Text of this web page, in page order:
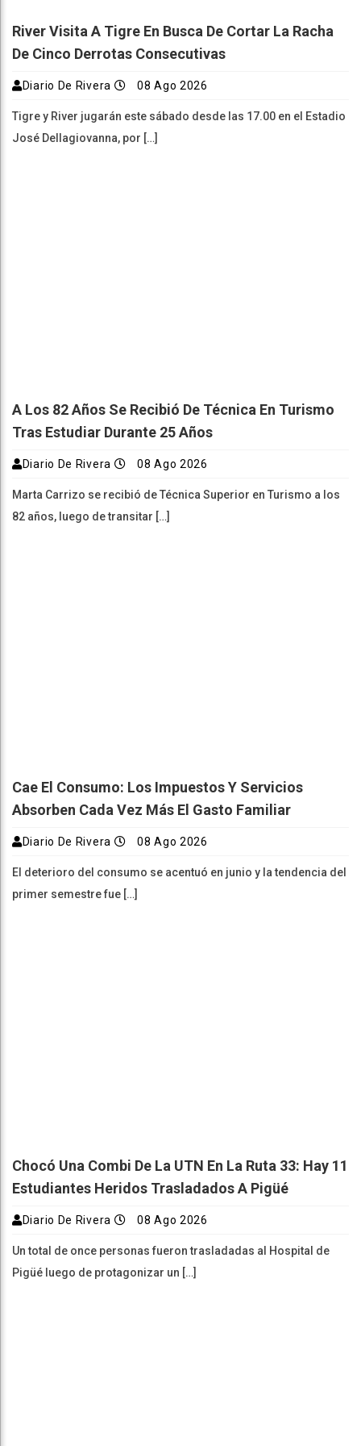
River Visita A Tigre En Busca De Cortar La Racha
De Cinco Derrotas Consecutivas
Diario De Rivera 08 Ago 2026
Tigre y River jugarán este sábado desde las 17.00 en el Estadio
José Dellagiovanna, por […]
A Los 82 Años Se Recibió De Técnica En Turismo
Tras Estudiar Durante 25 Años
Diario De Rivera 08 Ago 2026
Marta Carrizo se recibió de Técnica Superior en Turismo a los
82 años, luego de transitar […]
Cae El Consumo: Los Impuestos Y Servicios
Absorben Cada Vez Más El Gasto Familiar
Diario De Rivera 08 Ago 2026
El deterioro del consumo se acentuó en junio y la tendencia del
primer semestre fue […]
Chocó Una Combi De La UTN En La Ruta 33: Hay 11
Estudiantes Heridos Trasladados A Pigüé
Diario De Rivera 08 Ago 2026
Un total de once personas fueron trasladadas al Hospital de
Pigüé luego de protagonizar un […]